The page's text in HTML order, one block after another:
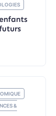
&